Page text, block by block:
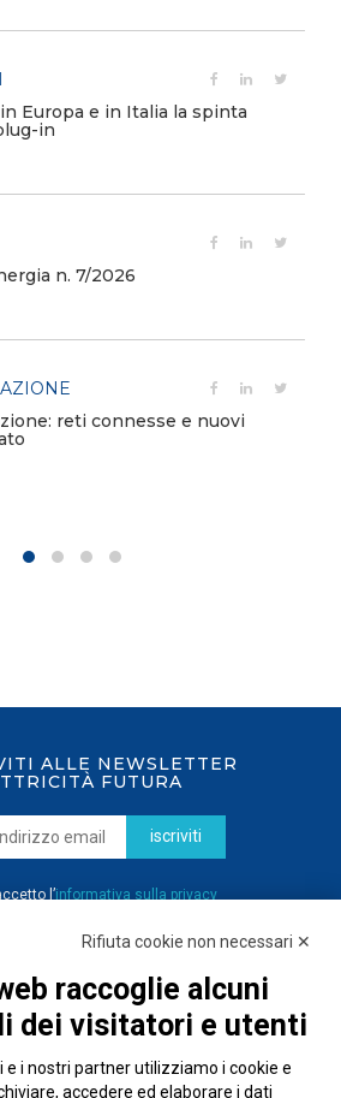
Europa e in Italia la spinta
in
n. 7/2026
reti connesse e nuovi
ALLE NEWSLETTER
FUTURA
iscriviti
l’informativa sulla privacy
Rifiuta cookie non necessari ✕
raccoglie alcuni
dei visitatori e utenti
e i nostri partner utilizziamo i cookie e
accedere ed elaborare i dati